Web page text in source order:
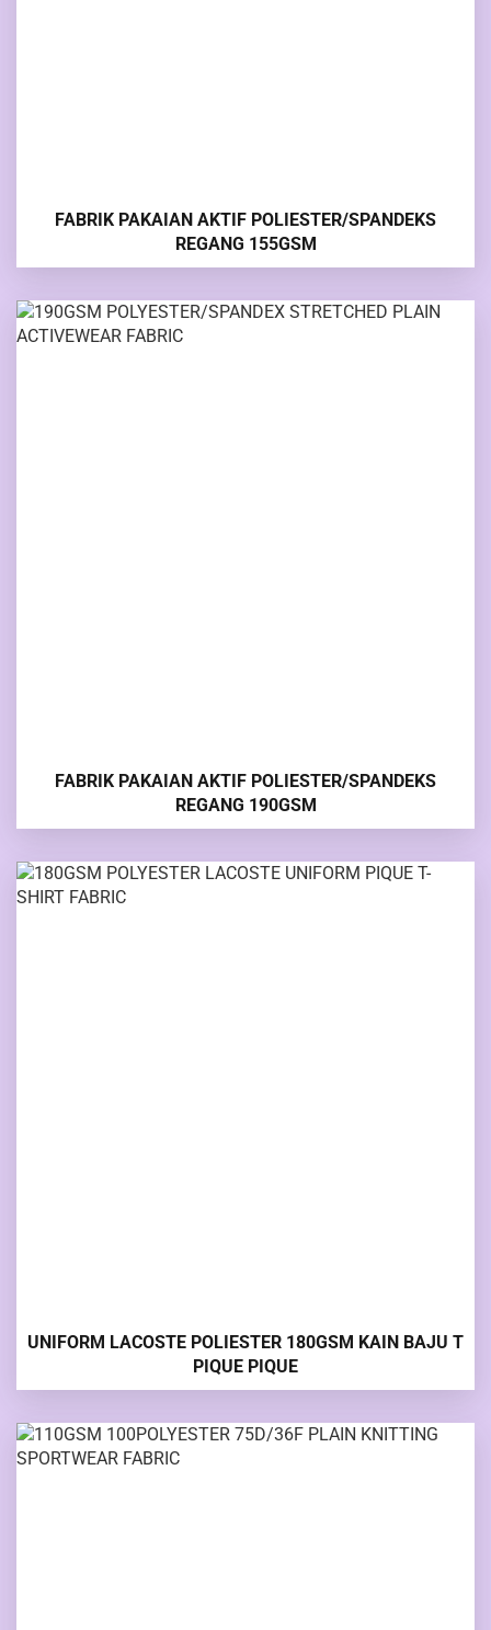
FABRIK PAKAIAN AKTIF POLIESTER/SPANDEKS
REGANG 155GSM
FABRIK PAKAIAN AKTIF POLIESTER/SPANDEKS
REGANG 190GSM
UNIFORM LACOSTE POLIESTER 180GSM KAIN BAJU T
PIQUE PIQUE